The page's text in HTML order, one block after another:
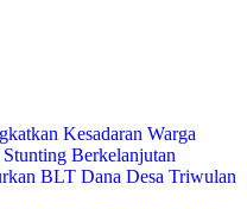
Kesadaran Warga
Berkelanjutan
BLT Dana Desa Triwulan